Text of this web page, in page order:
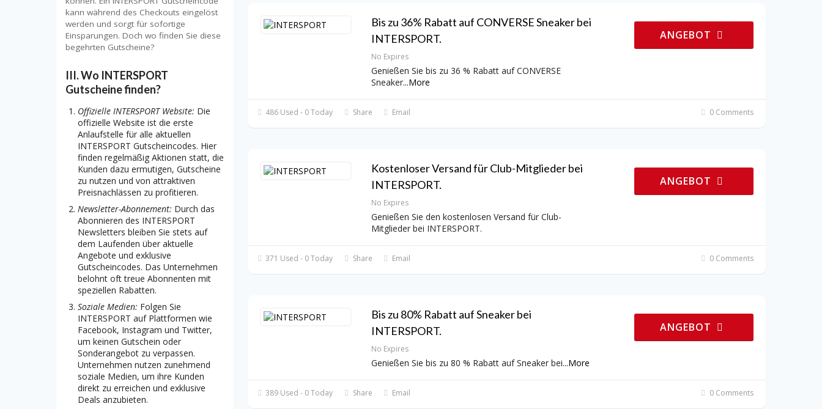
Bis zu 36% Rabatt auf CONVERSE Sneaker bei
INTERSPORT.
No Expires
Genießen Sie bis zu 36 % Rabatt auf CONVERSE
Sneaker...More
ANGEBOT
486 Used - 0 Today Share Email 0 Comments
Kostenloser Versand für Club-Mitglieder bei
INTERSPORT.
No Expires
Genießen Sie den kostenlosen Versand für Club-
Mitglieder bei INTERSPORT.
ANGEBOT
371 Used - 0 Today Share Email 0 Comments
Bis zu 80% Rabatt auf Sneaker bei
INTERSPORT.
No Expires
Genießen Sie bis zu 80 % Rabatt auf Sneaker bei...More
ANGEBOT
389 Used - 0 Today Share Email 0 Comments
kann während des Checkouts eingelöst
werden und sorgt für sofortige
Einsparungen. Doch wo finden Sie diese
begehrten Gutscheine?
III. Wo INTERSPORT
Gutscheine finden?
Offizielle INTERSPORT Website: Die
offizielle Website ist die erste
Anlaufstelle für alle aktuellen
INTERSPORT Gutscheincodes. Hier
finden regelmäßig Aktionen statt, die
Kunden dazu ermutigen, Gutscheine
zu nutzen und von attraktiven
Preisnachlässen zu profitieren.
Newsletter-Abonnement: Durch das
Abonnieren des INTERSPORT
Newsletters bleiben Sie stets auf
dem Laufenden über aktuelle
Angebote und exklusive
Gutscheincodes. Das Unternehmen
belohnt oft treue Abonnenten mit
speziellen Rabatten.
Soziale Medien: Folgen Sie
INTERSPORT auf Plattformen wie
Facebook, Instagram und Twitter,
um keinen Gutschein oder
Sonderangebot zu verpassen.
Unternehmen nutzen zunehmend
soziale Medien, um ihre Kunden
direkt zu erreichen und exklusive
Deals anzubieten.